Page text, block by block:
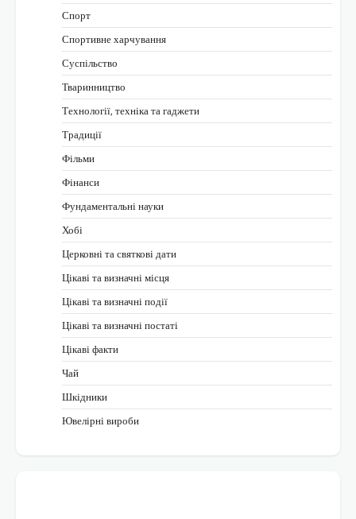
Спорт
Спортивне харчування
Суспільство
Тваринництво
Технології, техніка та гаджети
Традиції
Фільми
Фінанси
Фундаментальні науки
Хобі
Церковні та святкові дати
Цікаві та визначні місця
Цікаві та визначні події
Цікаві та визначні постаті
Цікаві факти
Чай
Шкідники
Ювелірні вироби